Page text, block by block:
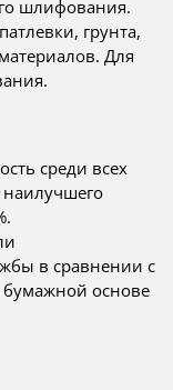
шлифования.
грунта,
Для
среди всех
наилучшего
в сравнении с
основе